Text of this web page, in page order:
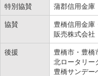
特別協賛 蒲郡信用金庫
協賛
豊橋信用金庫
販売株式会社
後援
豊橋市・豊橋
北ロータリー
豊橋サンデー